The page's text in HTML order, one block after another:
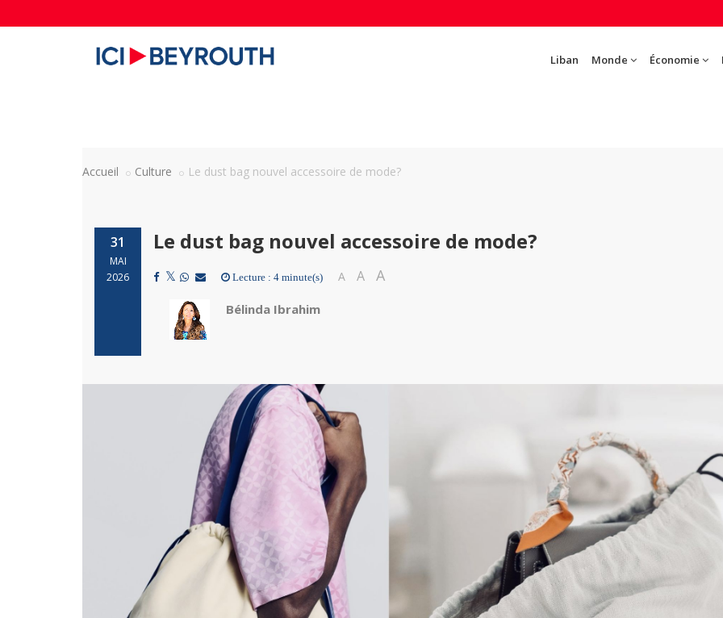
Liban Monde Économie
Accueil Culture Le dust bag nouvel accessoire de mode?
31
MAI
2026
Le dust bag nouvel accessoire de mode?
Lecture : 4 minute(s) A A A
Bélinda Ibrahim